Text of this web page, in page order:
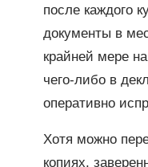
после каждого
документы в
крайней мере
чего-либо в
оперативно
Хотя можно
копиях,